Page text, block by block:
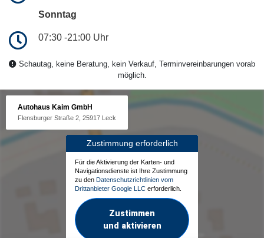
Sonntag
07:30 -21:00 Uhr
Schautag, keine Beratung, kein Verkauf, Terminvereinbarungen vorab
möglich.
Autohaus Kaim GmbH
Flensburger Straße 2, 25917 Leck
Zustimmung erforderlich
Für die Aktivierung der Karten- und
Navigationsdienste ist Ihre Zustimmung
zu den Datenschutzrichtlinien vom
Drittanbieter Google LLC erforderlich.
Zustimmen
und aktivieren